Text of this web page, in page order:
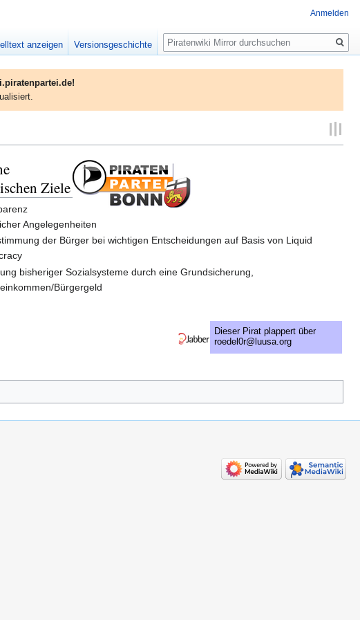
Ziele
Angelegenheiten
der Bürger bei wichtigen Entscheidungen auf Basis von Liquid
bisheriger Sozialsysteme durch eine Grundsicherung,
Bürgergeld
Dieser Pirat plappert über
roedel0r@luusa.org
Anmelden
anzeigen Versionsgeschichte
Suche